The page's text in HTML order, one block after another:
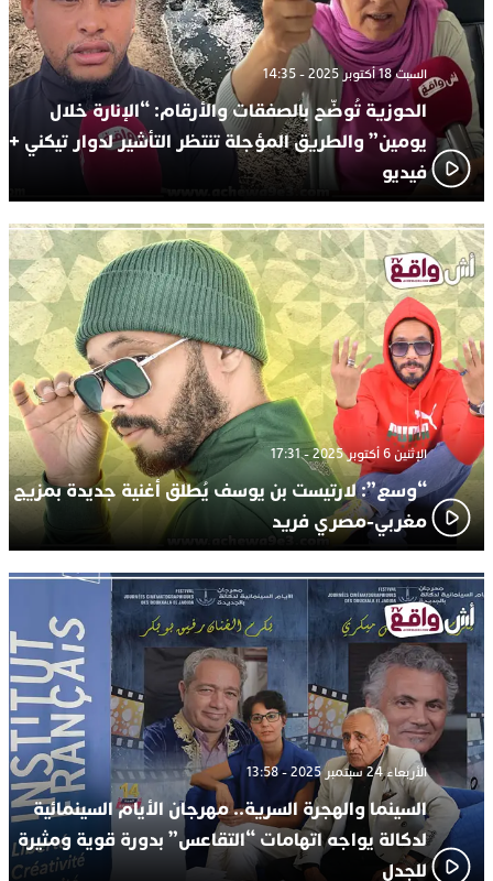
السبت 18 أكتوبر 2025 - 14:35
الحوزية تُوضّح بالصفقات والأرقام: “الإنارة خلال
يومين” والطريق المؤجلة تنتظر التأشير لدوار تيكني +
فيديو
الإثنين 6 أكتوبر 2025 - 17:31
“وسع”: لارتيست بن يوسف يُطلق أغنية جديدة بمزيج
مغربي-مصري فريد
الأربعاء 24 سبتمبر 2025 - 13:58
السينما والهجرة السرية.. مهرجان الأيام السينمائية
لدكالة يواجه اتهامات “التقاعس” بدورة قوية ومثيرة
للجدل